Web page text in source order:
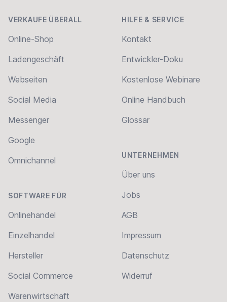
VERKAUFE ÜBERALL
Online-Shop
Ladengeschäft
Webseiten
Social Media
Messenger
Google
Omnichannel
SOFTWARE FÜR
Onlinehandel
Einzelhandel
Hersteller
Social Commerce
Warenwirtschaft
HILFE & SERVICE
Kontakt
Entwickler-Doku
Kostenlose Webinare
Online Handbuch
Glossar
UNTERNEHMEN
Über uns
Jobs
AGB
Impressum
Datenschutz
Widerruf